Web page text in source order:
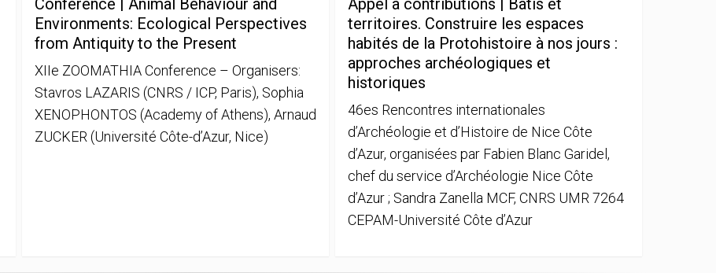
Environments: Ecological Perspectives
from Antiquity to the Present
XIIe ZOOMATHIA Conference – Organisers:
Stavros LAZARIS (CNRS / ICP, Paris), Sophia
XENOPHONTOS (Academy of Athens), Arnaud
ZUCKER (Université Côte-d’Azur, Nice)
territoires. Construire les espaces
habités de la Protohistoire à nos jours :
approches archéologiques et
historiques
46es Rencontres internationales
d’Archéologie et d’Histoire de Nice Côte
d’Azur, organisées par Fabien Blanc Garidel,
chef du service d’Archéologie Nice Côte
d’Azur ; Sandra Zanella MCF, CNRS UMR 7264
CEPAM-Université Côte d’Azur